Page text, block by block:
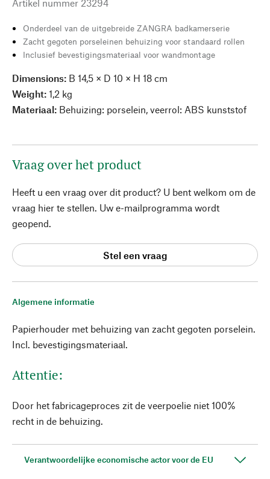
Algemene informatie
Papierhouder met behuizing van zacht gegoten porselein.
Incl. bevestigingsmateriaal.
Attentie:
Door het fabricageproces zit de veerpoelie niet 100%
recht in de behuizing.
Verantwoordelijke economische actor voor de EU
Artikel nummer 23294
Onderdeel van de uitgebreide ZANGRA badkamerserie
Zacht gegoten porseleinen behuizing voor standaard rollen
Inclusief bevestigingsmateriaal voor wandmontage
Dimensions: B 14,5 × D 10 × H 18 cm
Weight: 1,2 kg
Materiaal: Behuizing: porselein, veerrol: ABS kunststof
Vraag over het product
Heeft u een vraag over dit product? U bent welkom om de
vraag hier te stellen. Uw e-mailprogramma wordt
geopend.
Stel een vraag